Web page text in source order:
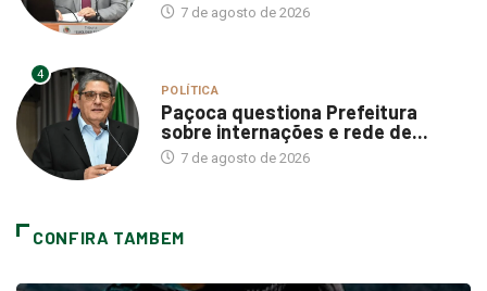
7 de agosto de 2026
4
POLÍTICA
Paçoca questiona Prefeitura
sobre internações e rede de...
7 de agosto de 2026
CONFIRA TAMBEM